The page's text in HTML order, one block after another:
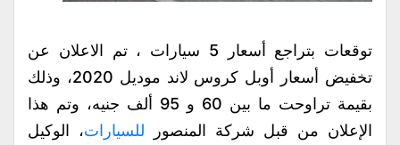
توقعات بتراجع أسعار 5 سيارات ، تم الاعلان عن
تخفيض أسعار أوبل كروس لاند موديل 2020، وذلك
بقيمة تراوحت ما بين 60 و 95 ألف جنيه، وتم هذا
الإعلان من قبل شركة المنصور للسيارات، الوكيل